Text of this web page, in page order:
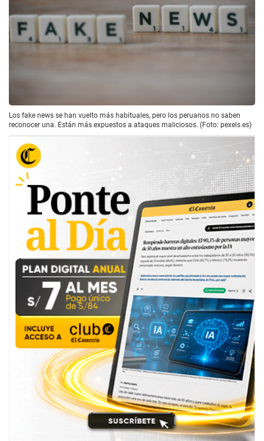
Los fake news se han vuelto más habituales, pero los peruanos no saben
reconocer una. Están más expuestos a ataques maliciosos. (Foto: pexels.es)